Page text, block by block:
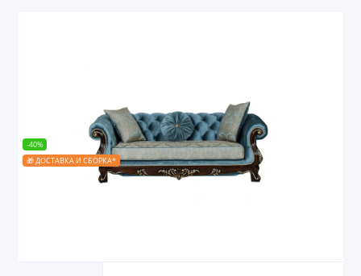
-40%
🎁 ДОСТАВКА И СБОРКА*